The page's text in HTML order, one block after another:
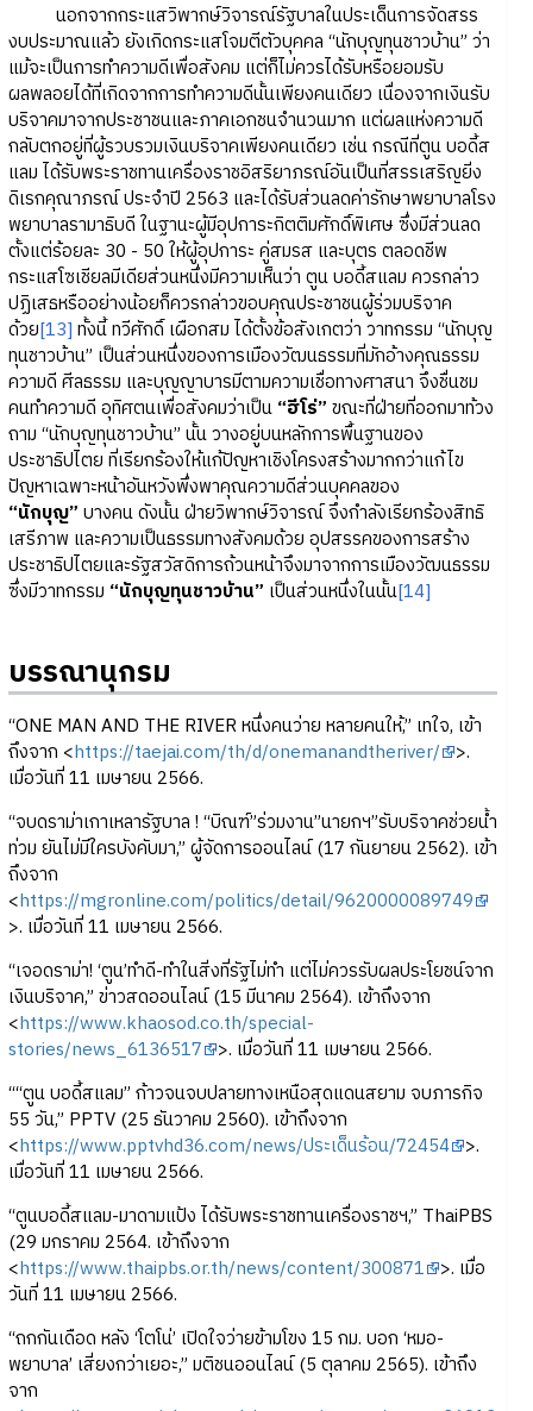
นอกจากกระแสวิพากษ์วิจารณ์รัฐบาลในประเด็นการจัดสรร
งบประมาณแล้ว ยังเกิดกระแสโจมตีตัวบุคคล “นักบุญทุนชาวบ้าน” ว่า
แม้จะเป็นการทำความดีเพื่อสังคม แต่ก็ไม่ควรได้รับหรือยอมรับ
ผลพลอยได้ที่เกิดจากการทำความดีนั้นเพียงคนเดียว เนื่องจากเงินรับ
บริจาคมาจากประชาชนและภาคเอกชนจำนวนมาก แต่ผลแห่งความดี
กลับตกอยู่ที่ผู้รวบรวมเงินบริจาคเพียงคนเดียว เช่น กรณีที่ตูน บอดี้ส
แลม ได้รับพระราชทานเครื่องราชอิสริยาภรณ์อันเป็นที่สรรเสริญยิ่ง
ดิเรกคุณาภรณ์ ประจำปี 2563 และได้รับส่วนลดค่ารักษาพยาบาลโรง
พยาบาลรามาธิบดี ในฐานะผู้มีอุปการะกิตติมศักดิ์พิเศษ ซึ่งมีส่วนลด
ตั้งแต่ร้อยละ 30 - 50 ให้ผู้อุปการะ คู่สมรส และบุตร ตลอดชีพ
กระแสโซเชียลมีเดียส่วนหนึ่งมีความเห็นว่า ตูน บอดี้สแลม ควรกล่าว
ปฏิเสธหรืออย่างน้อยก็ควรกล่าวขอบคุณประชาชนผู้ร่วมบริจาค
ด้วย[13] ทั้งนี้ ทวีศักดิ์ เผือกสม ได้ตั้งข้อสังเกตว่า วาทกรรม “นักบุญ
ทุนชาวบ้าน” เป็นส่วนหนึ่งของการเมืองวัฒนธรรมที่มักอ้างคุณธรรม
ความดี ศีลธรรม และบุญญาบารมีตามความเชื่อทางศาสนา จึงชื่นชม
คนทำความดี อุทิศตนเพื่อสังคมว่าเป็น “ฮีโร่” ขณะที่ฝ่ายที่ออกมาท้วง
ถาม “นักบุญทุนชาวบ้าน” นั้น วางอยู่บนหลักการพื้นฐานของ
ประชาธิปไตย ที่เรียกร้องให้แก้ปัญหาเชิงโครงสร้างมากกว่าแก้ไข
ปัญหาเฉพาะหน้าอันหวังพึ่งพาคุณความดีส่วนบุคคลของ
“นักบุญ” บางคน ดังนั้น ฝ่ายวิพากษ์วิจารณ์ จึงกำลังเรียกร้องสิทธิ
เสรีภาพ และความเป็นธรรมทางสังคมด้วย อุปสรรคของการสร้าง
ประชาธิปไตยและรัฐสวัสดิการถ้วนหน้าจึงมาจากการเมืองวัฒนธรรม
ซึ่งมีวาทกรรม “นักบุญทุนชาวบ้าน” เป็นส่วนหนึ่งในนั้น[14]
บรรณานุกรม
“ONE MAN AND THE RIVER หนึ่งคนว่าย หลายคนให้,” เทใจ, เข้า
ถึงจาก <https://taejai.com/th/d/onemanandtheriver/ >.
เมื่อวันที่ 11 เมษายน 2566.
“จบดราม่าเกาเหลารัฐบาล ! “บิณฑ์”ร่วมงาน”นายกฯ”รับบริจาคช่วยน้ำ
ท่วม ยันไม่มีใครบังคับมา,” ผู้จัดการออนไลน์ (17 กันยายน 2562). เข้า
ถึงจาก
<https://mgronline.com/politics/detail/9620000089749
>. เมื่อวันที่ 11 เมษายน 2566.
“เจอดราม่า! ‘ตูน’ทำดี-ทำในสิ่งที่รัฐไม่ทำ แต่ไม่ควรรับผลประโยชน์จาก
เงินบริจาค,” ข่าวสดออนไลน์ (15 มีนาคม 2564). เข้าถึงจาก
<https://www.khaosod.co.th/special-
stories/news_6136517 >. เมื่อวันที่ 11 เมษายน 2566.
““ตูน บอดี้สแลม” ก้าวจนจบปลายทางเหนือสุดแดนสยาม จบภารกิจ
55 วัน,” PPTV (25 ธันวาคม 2560). เข้าถึงจาก
<https://www.pptvhd36.com/news/ประเด็นร้อน/72454 >.
เมื่อวันที่ 11 เมษายน 2566.
“ตูนบอดี้สแลม-มาดามแป้ง ได้รับพระราชทานเครื่องราชฯ,” ThaiPBS
(29 มกราคม 2564. เข้าถึงจาก
<https://www.thaipbs.or.th/news/content/300871 >. เมื่อ
วันที่ 11 เมษายน 2566.
“ถกกันเดือด หลัง ‘โตโน่’ เปิดใจว่ายข้ามโขง 15 กม. บอก ‘หมอ-
พยาบาล’ เสี่ยงกว่าเยอะ,” มติชนออนไลน์ (5 ตุลาคม 2565). เข้าถึง
จาก